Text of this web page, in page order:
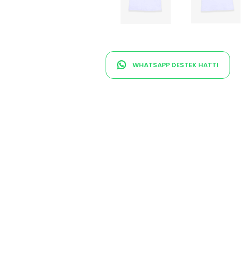
WHATSAPP DESTEK HATTI